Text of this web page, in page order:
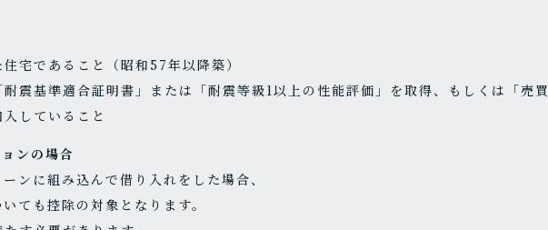
宅であること（昭和57年以降築）
耐震基準適合証明書」または「耐震等級1以上の性能評価」を取得、もしくは「売買
していること
ンの場合
ンに組み込んで借り入れをした場合、
ても控除の対象となります。